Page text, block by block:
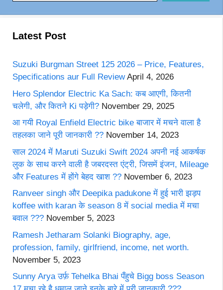
Latest Post
Suzuki Burgman Street 125 2026 – Price, Features,
Specifications aur Full Review April 4, 2026
Hero Splendor Electric Ka Sach: कब आएगी, कितनी
चलेगी, और कितने Ki पड़ेगी? November 29, 2025
आ गयी Royal Enfield Electric bike बाजार में मचने वाला है
तहलका जाने पूरी जानकारी ?? November 14, 2023
साल 2024 में Maruti Suzuki Swift 2024 अपनी नई आकर्षक
लुक के साथ करने वाली है जबरदस्त एंट्री, जिसमें इंजन, Mileage
और Features में होंगे बेहद खाश ?? November 6, 2023
Ranveer singh और Deepika padukone में हुई भारी झड़प
koffee with karan के season 8 में social media में मचा
बवाल ??? November 5, 2023
Ramesh Jetharam Solanki Biography, age,
profession, family, girlfriend, income, net worth.
November 5, 2023
Sunny Arya उर्फ़ Tehelka Bhai पँहुचे Bigg boss Season